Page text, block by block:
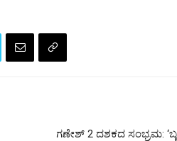
ಗಣೇಶ್ 2 ದಶಕದ ಸಂಭ್ರಮ: